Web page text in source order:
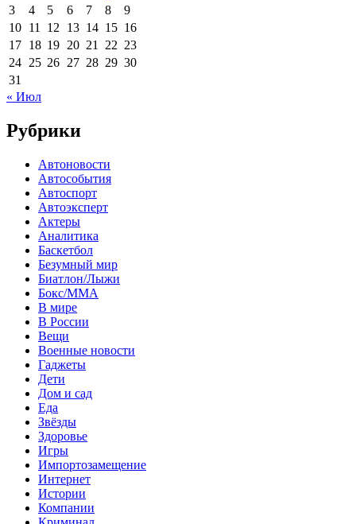
3
4 5 6 7 8
9
10 11 12 13 14 15 16
17 18 19 20 21 22 23
24 25 26 27 28 29 30
31
« Июл
Рубрики
Автоновости
Автособытия
Автоспорт
Автоэксперт
Актеры
Аналитика
Баскетбол
Безумный мир
Биатлон/Лыжи
Бокс/MMA
В мире
В России
Вещи
Военные новости
Гаджеты
Дети
Дом и сад
Еда
Звёзды
Здоровье
Игры
Импортозамещение
Интернет
Истории
Компании